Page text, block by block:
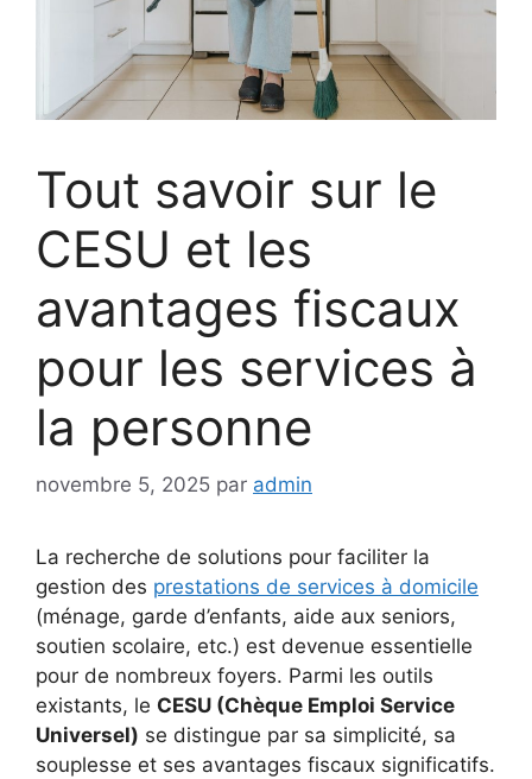
Tout savoir sur le
CESU et les
avantages fiscaux
pour les services à
la personne
novembre 5, 2025 par admin
La recherche de solutions pour faciliter la
gestion des prestations de services à domicile
(ménage, garde d’enfants, aide aux seniors,
soutien scolaire, etc.) est devenue essentielle
pour de nombreux foyers. Parmi les outils
existants, le CESU (Chèque Emploi Service
Universel) se distingue par sa simplicité, sa
souplesse et ses avantages fiscaux significatifs.